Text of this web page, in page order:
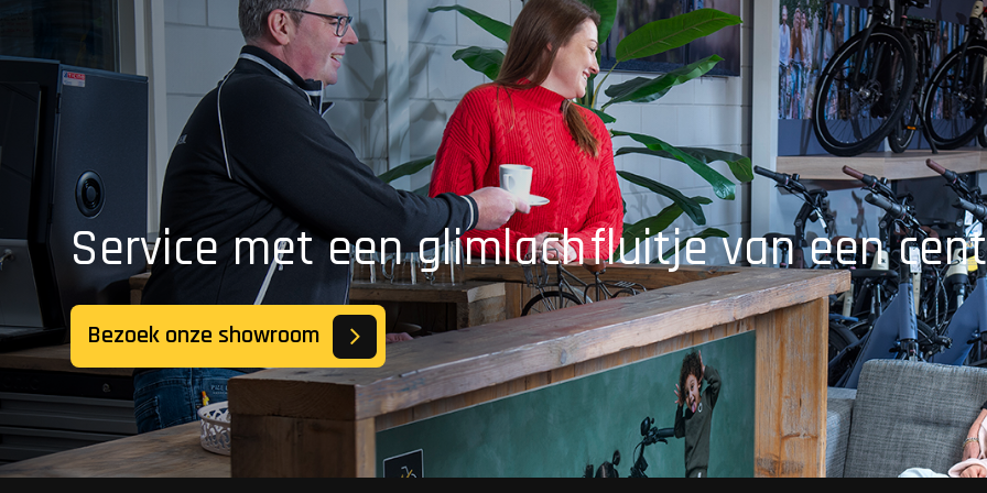
Service met een glimlachfluitje van een
Bezoek onze showroom